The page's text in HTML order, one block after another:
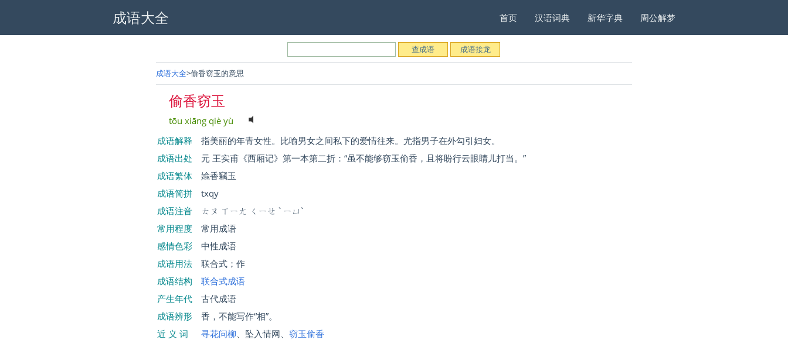
成语大全 首页 汉语词典 新华字典 周公解梦
成语大全 偷香窃玉的意思
偷香窃玉
tōu xiāng qiè yù
成语解释
指美丽的年青女性。比喻男女之间私下的爱情往来。尤指男子在外勾引妇女。
成语出处
元 王实甫《西厢记》第一本第二折：“虽不能够窃玉偷香，且将盼行云眼睛儿打当。”
成语繁体
婾香竊玉
成语简拼
txqy
成语注音
ㄊㄡ ㄒㄧㄤ ㄑㄧㄝ ˋ ㄧㄩˋ
常用程度
常用成语
感情色彩
中性成语
成语用法
联合式；作
成语结构
联合式成语
产生年代
古代成语
成语辨形
香，不能写作“相”。
近 义 词
寻花问柳 、坠入情网、窃玉偷香